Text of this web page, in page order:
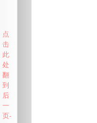
点
击
此
处
翻
到
后
一
页-